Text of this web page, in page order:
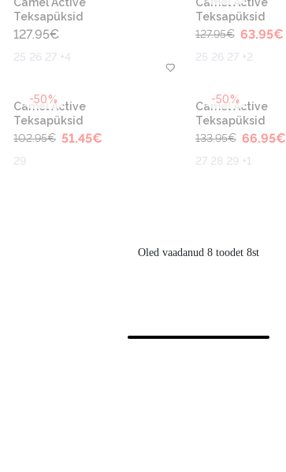
Teksapüksid
127.95€
25 26 27 +4
Teksapüksid
127.95€ 63.95€
25 26 27 +2
-50%
Camel Active
Teksapüksid
102.95€ 51.45€
29
-50%
Camel Active
Teksapüksid
133.95€ 66.95€
27 28 29 +1
Oled vaadanud 8 toodet 8st